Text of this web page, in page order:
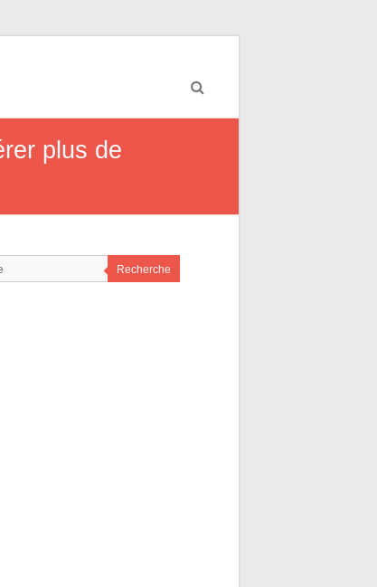
plus de
Recherche